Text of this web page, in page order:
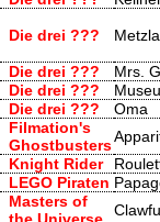
Die drei ???
Die drei ??? Mrs.
Die drei ???
Die drei ???
Oma
Filmation's
Ghostbusters
Knight Rider
LEGO Piraten
Masters of